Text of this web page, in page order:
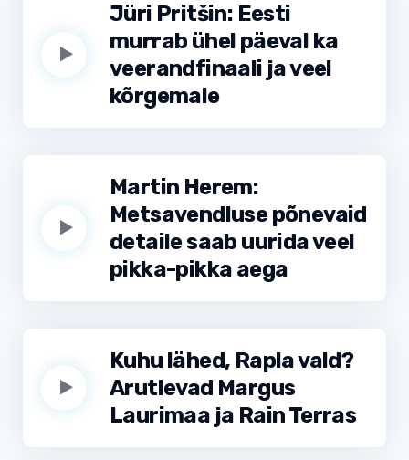
Jüri Pritšin: Eesti
murrab ühel päeval ka
veerandfinaali ja veel
kõrgemale
Martin Herem:
Metsavendluse põnevaid
detaile saab uurida veel
pikka-pikka aega
Kuhu lähed, Rapla vald?
Arutlevad Margus
Laurimaa ja Rain Terras